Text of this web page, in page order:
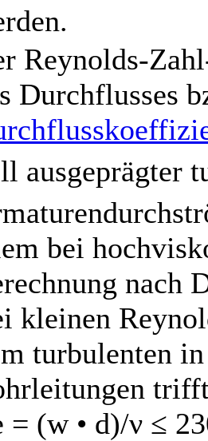
Reynolds-
Durchflusses
ausgeprägter
bei
nach
kleinen
turbulenten
= (w • d)/ν ≤